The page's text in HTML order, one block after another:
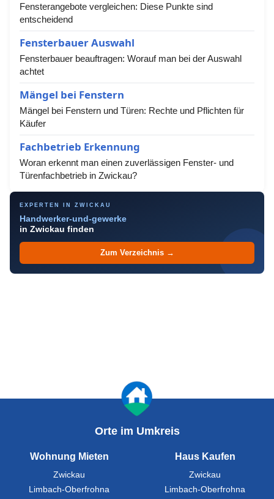
Fensterangebote vergleichen: Diese Punkte sind
entscheidend
Fensterbauer Auswahl
Fensterbauer beauftragen: Worauf man bei der Auswahl
achtet
Mängel bei Fenstern
Mängel bei Fenstern und Türen: Rechte und Pflichten für
Käufer
Fachbetrieb Erkennung
Woran erkennt man einen zuverlässigen Fenster- und
Türenfachbetrieb in Zwickau?
EXPERTEN IN ZWICKAU
Handwerker-und-gewerke
in Zwickau finden
Zum Verzeichnis →
Orte im Umkreis
Wohnung Mieten
Zwickau
Limbach-Oberfrohna
Haus Kaufen
Zwickau
Limbach-Oberfrohna